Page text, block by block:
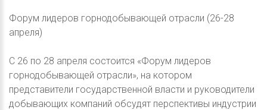
Форум лидеров горнодобывающей отрасли (26-28
апреля)
C 26 по 28 апреля состоится «Форум лидеров
горнодобывающей отрасли», на котором
представители государственной власти и руководители
добывающих компаний обсудят перспективы индустрии